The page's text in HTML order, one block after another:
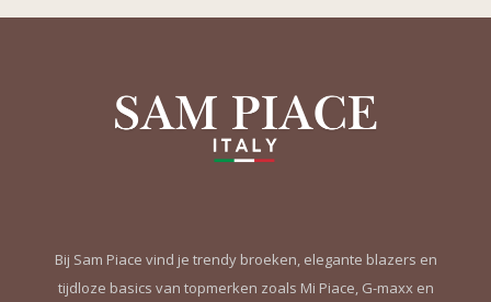
Bij Sam Piace vind je trendy broeken, elegante blazers en
tijdloze basics van topmerken zoals Mi Piace, G-maxx en